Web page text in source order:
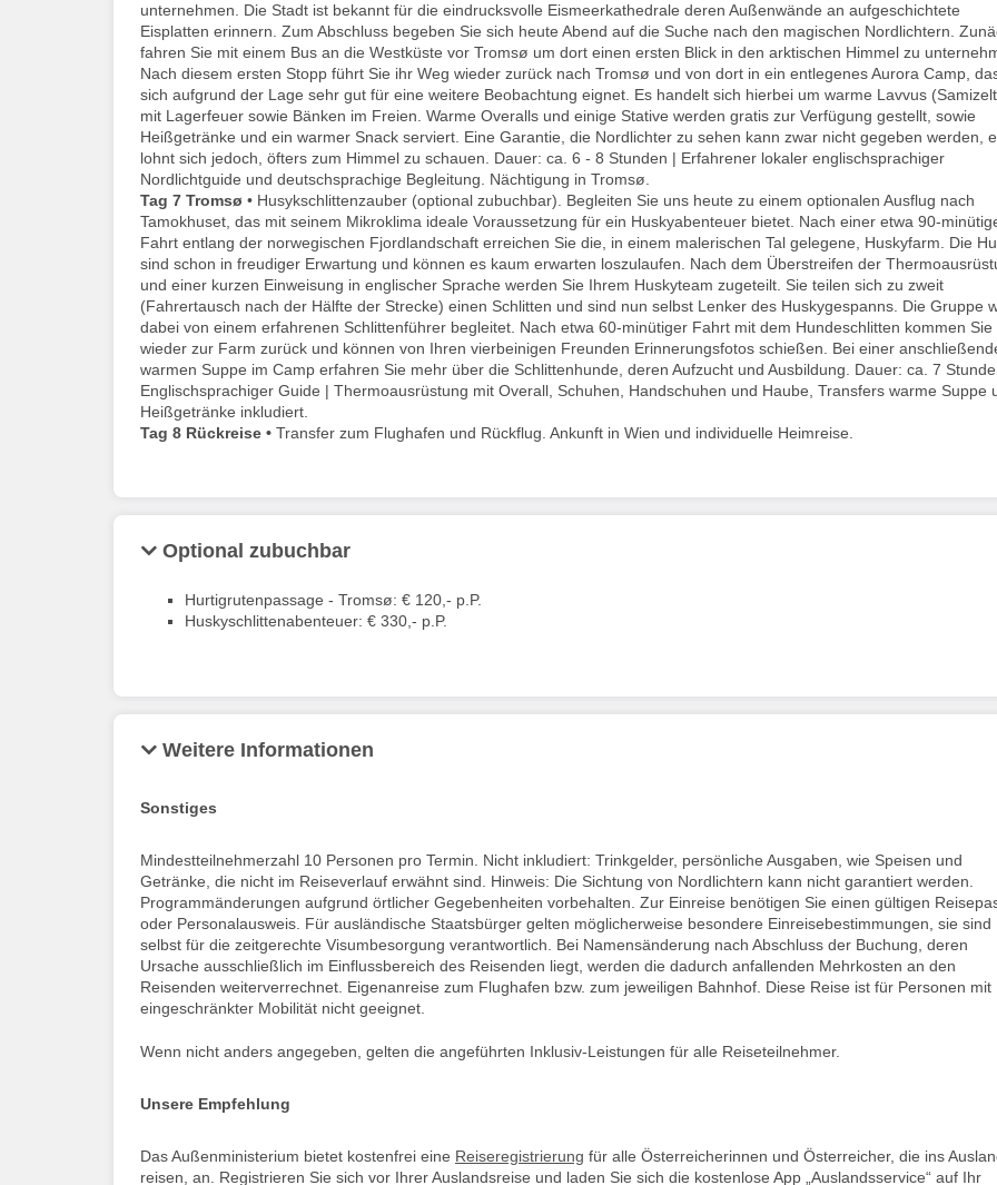
unternehmen. Die Stadt ist bekannt für die eindrucksvolle Eismeerkathedrale deren Außenwände an aufgeschichtete
Eisplatten erinnern. Zum Abschluss begeben Sie sich heute Abend auf die Suche nach den magischen Nordlichtern.
fahren Sie mit einem Bus an die Westküste vor Tromsø um dort einen ersten Blick in den arktischen Himmel zu
Nach diesem ersten Stopp führt Sie ihr Weg wieder zurück nach Tromsø und von dort in ein entlegenes Aurora Camp,
sich aufgrund der Lage sehr gut für eine weitere Beobachtung eignet. Es handelt sich hierbei um warme Lavvus
mit Lagerfeuer sowie Bänken im Freien. Warme Overalls und einige Stative werden gratis zur Verfügung gestellt, sowie
Heißgetränke und ein warmer Snack serviert. Eine Garantie, die Nordlichter zu sehen kann zwar nicht gegeben werden,
lohnt sich jedoch, öfters zum Himmel zu schauen. Dauer: ca. 6 - 8 Stunden | Erfahrener lokaler englischsprachiger
Nordlichtguide und deutschsprachige Begleitung. Nächtigung in Tromsø.
Tag 7 Tromsø • Husykschlittenzauber (optional zubuchbar). Begleiten Sie uns heute zu einem optionalen Ausflug nach
Tamokhuset, das mit seinem Mikroklima ideale Voraussetzung für ein Huskyabenteuer bietet. Nach einer etwa 90-
Fahrt entlang der norwegischen Fjordlandschaft erreichen Sie die, in einem malerischen Tal gelegene, Huskyfarm. Die
sind schon in freudiger Erwartung und können es kaum erwarten loszulaufen. Nach dem Überstreifen der
und einer kurzen Einweisung in englischer Sprache werden Sie Ihrem Huskyteam zugeteilt. Sie teilen sich zu zweit
(Fahrertausch nach der Hälfte der Strecke) einen Schlitten und sind nun selbst Lenker des Huskygespanns. Die Gruppe
dabei von einem erfahrenen Schlittenführer begleitet. Nach etwa 60-minütiger Fahrt mit dem Hundeschlitten kommen Sie
wieder zur Farm zurück und können von Ihren vierbeinigen Freunden Erinnerungsfotos schießen. Bei einer
warmen Suppe im Camp erfahren Sie mehr über die Schlittenhunde, deren Aufzucht und Ausbildung. Dauer: ca. 7
Englischsprachiger Guide | Thermoausrüstung mit Overall, Schuhen, Handschuhen und Haube, Transfers warme Suppe
Heißgetränke inkludiert.
Tag 8 Rückreise • Transfer zum Flughafen und Rückflug. Ankunft in Wien und individuelle Heimreise.
Optional zubuchbar
Hurtigrutenpassage - Tromsø: € 120,- p.P.
Huskyschlittenabenteuer: € 330,- p.P.
Weitere Informationen
Sonstiges
Mindestteilnehmerzahl 10 Personen pro Termin. Nicht inkludiert: Trinkgelder, persönliche Ausgaben, wie Speisen und
Getränke, die nicht im Reiseverlauf erwähnt sind. Hinweis: Die Sichtung von Nordlichtern kann nicht garantiert werden.
Programmänderungen aufgrund örtlicher Gegebenheiten vorbehalten. Zur Einreise benötigen Sie einen gültigen
oder Personalausweis. Für ausländische Staatsbürger gelten möglicherweise besondere Einreisebestimmungen, sie sind
selbst für die zeitgerechte Visumbesorgung verantwortlich. Bei Namensänderung nach Abschluss der Buchung, deren
Ursache ausschließlich im Einflussbereich des Reisenden liegt, werden die dadurch anfallenden Mehrkosten an den
Reisenden weiterverrechnet. Eigenanreise zum Flughafen bzw. zum jeweiligen Bahnhof. Diese Reise ist für Personen mit
eingeschränkter Mobilität nicht geeignet.
Wenn nicht anders angegeben, gelten die angeführten Inklusiv-Leistungen für alle Reiseteilnehmer.
Unsere Empfehlung
Das Außenministerium bietet kostenfrei eine Reiseregistrierung für alle Österreicherinnen und Österreicher, die ins
reisen, an. Registrieren Sie sich vor Ihrer Auslandsreise und laden Sie sich die kostenlose App „Auslandsservice“ auf Ihr